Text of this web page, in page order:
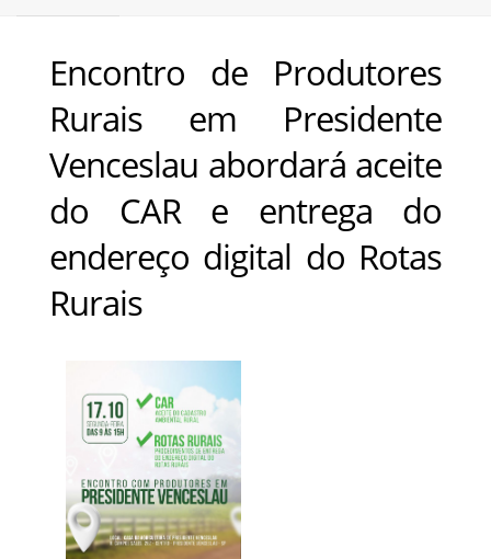
Encontro de Produtores
Rurais em Presidente
Venceslau abordará aceite
do CAR e entrega do
endereço digital do Rotas
Rurais